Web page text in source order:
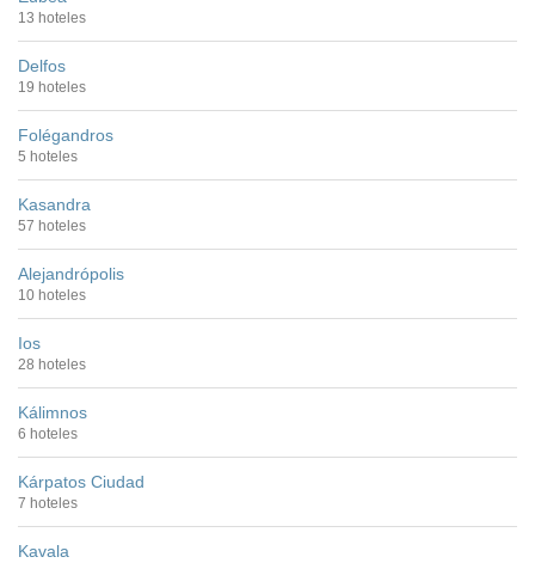
13 hoteles
Delfos
19 hoteles
Folégandros
5 hoteles
Kasandra
57 hoteles
Alejandrópolis
10 hoteles
Ios
28 hoteles
Kálimnos
6 hoteles
Kárpatos Ciudad
7 hoteles
Kavala